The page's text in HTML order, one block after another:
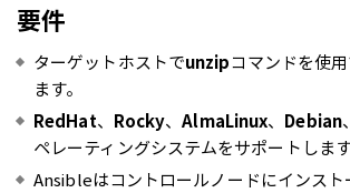
要件
ターゲットホストでunzipコマンドを使
ます。
RedHat、 Rocky、AlmaLinux、 Debian、
ペレーティングシステムをサポートします
Ansibleはコントロールノードにインスト